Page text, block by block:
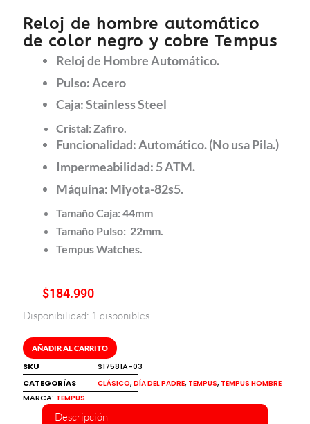
Reloj de hombre automático
de color negro y cobre Tempus
Reloj de Hombre Automático.
Pulso: Acero
Caja: Stainless Steel
Cristal: Zafiro.
Funcionalidad: Automático. (No usa Pila.)
Impermeabilidad: 5 ATM.
Máquina: Miyota-82s5.
Tamaño Caja: 44mm
Tamaño Pulso: 22mm.
Tempus Watches.
$184.990
Disponibilidad: 1 disponibles
Reloj
hombre
automático
de
color
negro
AÑADIR AL CARRITO
SKU
S17581A-03
CATEGORÍAS
CLÁSICO, DÍA DEL PADRE, TEMPUS, TEMPUS HOMBRE
MARCA: TEMPUS
Descripción